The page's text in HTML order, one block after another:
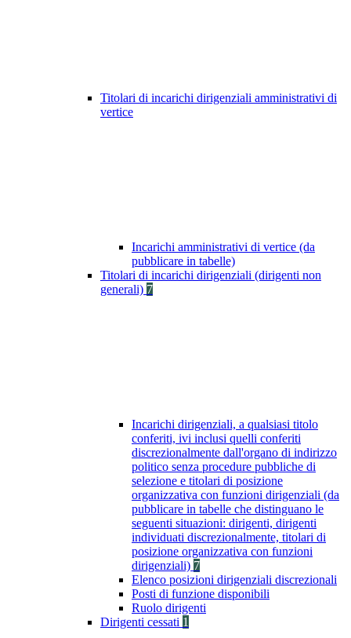
Titolari di incarichi dirigenziali amministrativi di
vertice
Incarichi amministrativi di vertice (da
pubblicare in tabelle)
Titolari di incarichi dirigenziali (dirigenti non
generali) 7
Incarichi dirigenziali, a qualsiasi titolo
conferiti, ivi inclusi quelli conferiti
discrezionalmente dall'organo di indirizzo
politico senza procedure pubbliche di
selezione e titolari di posizione
organizzativa con funzioni dirigenziali (da
pubblicare in tabelle che distinguano le
seguenti situazioni: dirigenti, dirigenti
individuati discrezionalmente, titolari di
posizione organizzativa con funzioni
dirigenziali) 7
Elenco posizioni dirigenziali discrezionali
Posti di funzione disponibili
Ruolo dirigenti
Dirigenti cessati 1